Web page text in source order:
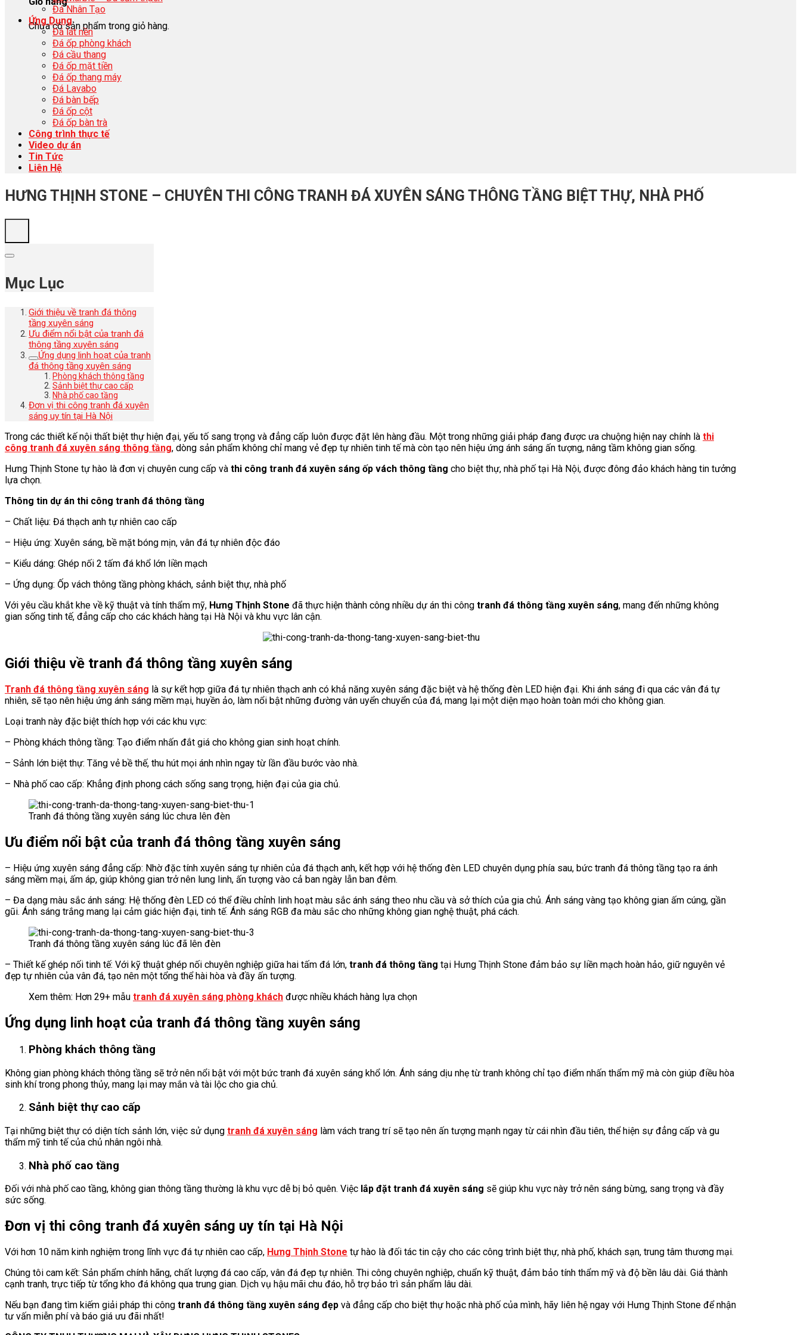
Chưa có sản phẩm trong giỏ hàng.
Đá Nhân Tạo
Ứng Dụng
Đá lát nền
Đá ốp phòng khách
Đá cầu thang
Đá ốp mặt tiền
Đá ốp thang máy
Đá Lavabo
Đá bàn bếp
Đá ốp cột
Đá ốp bàn trà
Công trình thực tế
Video dự án
Tin Tức
Liên Hệ
HƯNG THỊNH STONE – CHUYÊN THI CÔNG TRANH ĐÁ XUYÊN SÁNG THÔNG TẦNG BIỆT THỰ, NHÀ PHỐ
Mục Lục
Giới thiệu về tranh đá thông
tầng xuyên sáng
Ưu điểm nổi bật của tranh đá
thông tầng xuyên sáng
Ứng dụng linh hoạt của tranh
đá thông tầng xuyên sáng
Phòng khách thông tầng
Sảnh biệt thự cao cấp
Nhà phố cao tầng
Đơn vị thi công tranh đá xuyên
sáng uy tín tại Hà Nội
Trong các thiết kế nội thất biệt thự hiện đại, yếu tố sang trọng và đẳng cấp luôn được đặt lên hàng đầu. Một trong những giải pháp đang được ưa chuộng hiện nay chính là thi
công tranh đá xuyên sáng thông tầng, dòng sản phẩm không chỉ mang vẻ đẹp tự nhiên tinh tế mà còn tạo nên hiệu ứng ánh sáng ấn tượng, nâng tầm không gian sống.
Hưng Thịnh Stone tự hào là đơn vị chuyên cung cấp và thi công tranh đá xuyên sáng ốp vách thông tầng cho biệt thự, nhà phố tại Hà Nội, được đông đảo khách hàng tin tưởng
lựa chọn.
Thông tin dự án thi công tranh đá thông tầng
– Chất liệu: Đá thạch anh tự nhiên cao cấp
– Hiệu ứng: Xuyên sáng, bề mặt bóng mịn, vân đá tự nhiên độc đáo
– Kiểu dáng: Ghép nối 2 tấm đá khổ lớn liền mạch
– Ứng dụng: Ốp vách thông tầng phòng khách, sảnh biệt thự, nhà phố
Với yêu cầu khắt khe về kỹ thuật và tính thẩm mỹ, Hưng Thịnh Stone đã thực hiện thành công nhiều dự án thi công tranh đá thông tầng xuyên sáng, mang đến những không
gian sống tinh tế, đẳng cấp cho các khách hàng tại Hà Nội và khu vực lân cận.
Giới thiệu về tranh đá thông tầng xuyên sáng
Tranh đá thông tầng xuyên sáng là sự kết hợp giữa đá tự nhiên thạch anh có khả năng xuyên sáng đặc biệt và hệ thống đèn LED hiện đại. Khi ánh sáng đi qua các vân đá tự
nhiên, sẽ tạo nên hiệu ứng ánh sáng mềm mại, huyền ảo, làm nổi bật những đường vân uyển chuyển của đá, mang lại một diện mạo hoàn toàn mới cho không gian.
Loại tranh này đặc biệt thích hợp với các khu vực:
– Phòng khách thông tầng: Tạo điểm nhấn đắt giá cho không gian sinh hoạt chính.
– Sảnh lớn biệt thự: Tăng vẻ bề thế, thu hút mọi ánh nhìn ngay từ lần đầu bước vào nhà.
– Nhà phố cao cấp: Khẳng định phong cách sống sang trọng, hiện đại của gia chủ.
Tranh đá thông tầng xuyên sáng lúc chưa lên đèn
Ưu điểm nổi bật của tranh đá thông tầng xuyên sáng
– Hiệu ứng xuyên sáng đẳng cấp: Nhờ đặc tính xuyên sáng tự nhiên của đá thạch anh, kết hợp với hệ thống đèn LED chuyên dụng phía sau, bức tranh đá thông tầng tạo ra ánh
sáng mềm mại, ấm áp, giúp không gian trở nên lung linh, ấn tượng vào cả ban ngày lẫn ban đêm.
– Đa dạng màu sắc ánh sáng: Hệ thống đèn LED có thể điều chỉnh linh hoạt màu sắc ánh sáng theo nhu cầu và sở thích của gia chủ. Ánh sáng vàng tạo không gian ấm cúng, gần
gũi. Ánh sáng trắng mang lại cảm giác hiện đại, tinh tế. Ánh sáng RGB đa màu sắc cho những không gian nghệ thuật, phá cách.
Tranh đá thông tầng xuyên sáng lúc đã lên đèn
– Thiết kế ghép nối tinh tế: Với kỹ thuật ghép nối chuyên nghiệp giữa hai tấm đá lớn, tranh đá thông tầng tại Hưng Thịnh Stone đảm bảo sự liền mạch hoàn hảo, giữ nguyên vẻ
đẹp tự nhiên của vân đá, tạo nên một tổng thể hài hòa và đầy ấn tượng.
Xem thêm: Hơn 29+ mẫu tranh đá xuyên sáng phòng khách được nhiều khách hàng lựa chọn
Ứng dụng linh hoạt của tranh đá thông tầng xuyên sáng
Phòng khách thông tầng
Không gian phòng khách thông tầng sẽ trở nên nổi bật với một bức tranh đá xuyên sáng khổ lớn. Ánh sáng dịu nhẹ từ tranh không chỉ tạo điểm nhấn thẩm mỹ mà còn giúp điều hòa
sinh khí trong phong thủy, mang lại may mắn và tài lộc cho gia chủ.
Sảnh biệt thự cao cấp
Tại những biệt thự có diện tích sảnh lớn, việc sử dụng tranh đá xuyên sáng làm vách trang trí sẽ tạo nên ấn tượng mạnh ngay từ cái nhìn đầu tiên, thể hiện sự đẳng cấp và gu
thẩm mỹ tinh tế của chủ nhân ngôi nhà.
Nhà phố cao tầng
Đối với nhà phố cao tầng, không gian thông tầng thường là khu vực dễ bị bỏ quên. Việc lắp đặt tranh đá xuyên sáng sẽ giúp khu vực này trở nên sáng bừng, sang trọng và đầy
sức sống.
Đơn vị thi công tranh đá xuyên sáng uy tín tại Hà Nội
Với hơn 10 năm kinh nghiệm trong lĩnh vực đá tự nhiên cao cấp, Hưng Thịnh Stone tự hào là đối tác tin cậy cho các công trình biệt thự, nhà phố, khách sạn, trung tâm thương mại.
Chúng tôi cam kết: Sản phẩm chính hãng, chất lượng đá cao cấp, vân đá đẹp tự nhiên. Thi công chuyên nghiệp, chuẩn kỹ thuật, đảm bảo tính thẩm mỹ và độ bền lâu dài. Giá thành
cạnh tranh, trực tiếp từ tổng kho đá không qua trung gian. Dịch vụ hậu mãi chu đáo, hỗ trợ bảo trì sản phẩm lâu dài.
Nếu bạn đang tìm kiếm giải pháp thi công tranh đá thông tầng xuyên sáng đẹp và đẳng cấp cho biệt thự hoặc nhà phố của mình, hãy liên hệ ngay với Hưng Thịnh Stone để nhận
tư vấn miễn phí và báo giá ưu đãi nhất!